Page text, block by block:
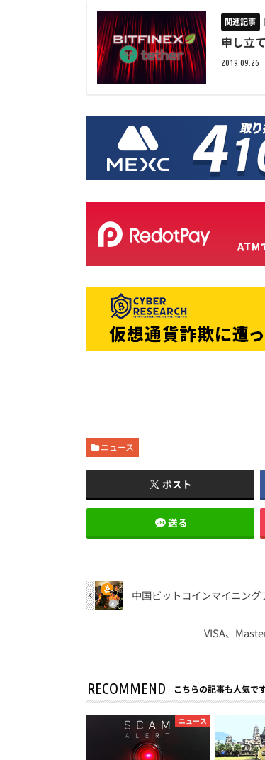
申し立
2019.09.26
ニュース
ポスト
送る
中国ビットコインマイニン
VISA、
RECOMMEND こちらの記事も人気です
ニュース